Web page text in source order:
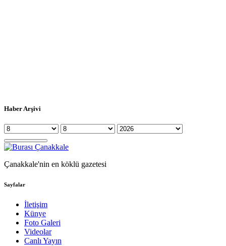
Haber Arşivi
Çanakkale'nin en köklü gazetesi
Sayfalar
İletişim
Künye
Foto Galeri
Videolar
Canlı Yayın